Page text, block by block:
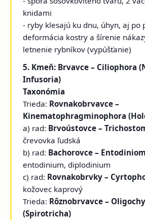
knidami
- ryby klesajú ku dnu, úhyn, aj po
deformácia kostry a šírenie
letnenie rybníkov (vypúšťanie)
5. Kmeň: Brvavce – Ciliophora
Infusoria)
Taxonómia
Trieda: Rovnakobrvavce –
Kinematophragminophora
a) rad: Brvoústovce –
črevovka ľudská
b) rad: Bachorovce –
entodinium, diplodinium
c) rad: Rovnakobrvky –
kožovec kaprový
Trieda: Rôznobrvavce –
(Spirotricha)